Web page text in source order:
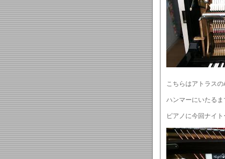
こちらはアトラス
ハンマーにいたる
ピアノに今回ナイト